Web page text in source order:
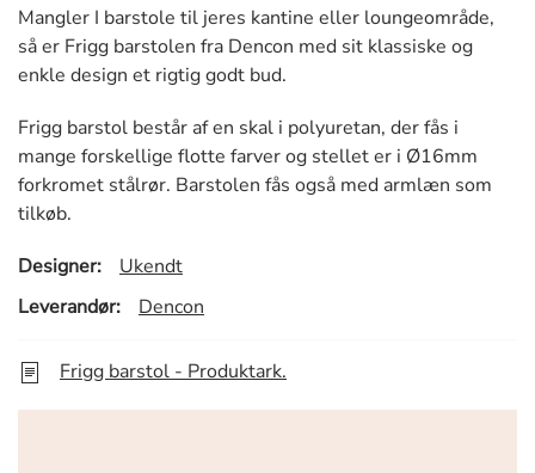
Mangler I barstole til jeres kantine eller loungeområde,
så er Frigg barstolen fra Dencon med sit klassiske og
enkle design et rigtig godt bud.
Frigg barstol består af en skal i polyuretan, der fås i
mange forskellige flotte farver og stellet er i Ø16mm
forkromet stålrør. Barstolen fås også med armlæn som
tilkøb.
Designer:
Ukendt
Leverandør:
Dencon
Frigg barstol - Produktark.